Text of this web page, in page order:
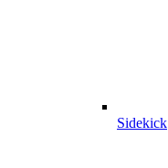
Sidekick